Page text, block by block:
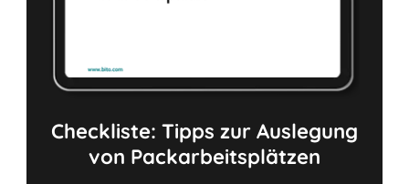
Checkliste: Tipps zur Auslegung
von Packarbeitsplätzen